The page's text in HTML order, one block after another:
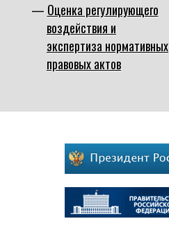
Оценка регулирующего
воздействия и
экспертиза нормативных
правовых актов